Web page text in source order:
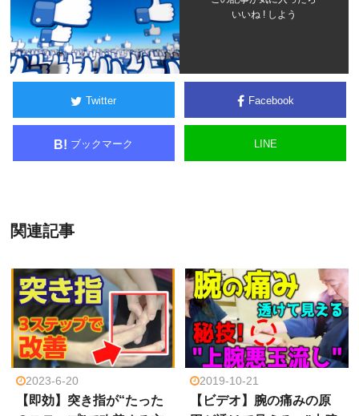
いいね ! しよう
Twitter Facebook
B! ブックマーク LINE
関連記事
2023-6-20
【即効】突き指が“たった
2019-10-21
【ビデオ】腕の痛みの原